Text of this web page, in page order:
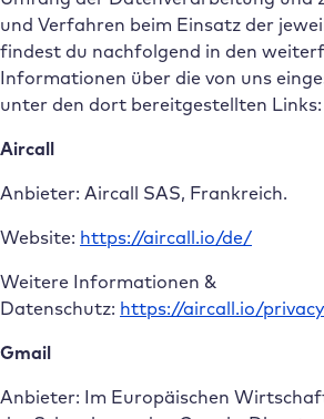
und Verfahren beim Einsatz der
findest du nachfolgend in den
Informationen über die von uns
unter den dort bereitgestellten Links:
Aircall
Anbieter: Aircall SAS, Frankreich.
Website: https://aircall.io/de/
Weitere Informationen &
Datenschutz: https://aircall.io/
Gmail
Anbieter: Im Europäischen